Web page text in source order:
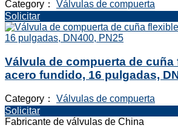
Category： Válvulas de compuerta
Solicitar
Válvula de compuerta de cuña
acero fundido, 16 pulgadas,
Category： Válvulas de compuerta
Solicitar
Fabricante de válvulas de China